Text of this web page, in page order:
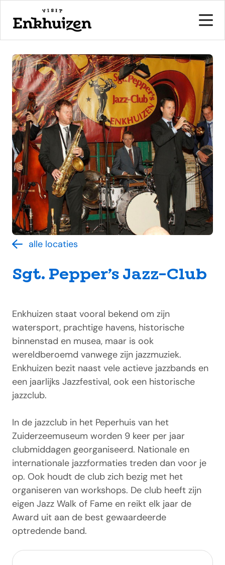
naar de inhoud
alle locaties
Sgt. Pepper’s Jazz-Club
Enkhuizen staat vooral bekend om zijn
watersport, prachtige havens, historische
binnenstad en musea, maar is ook
wereldberoemd vanwege zijn jazzmuziek.
Enkhuizen bezit naast vele actieve jazzbands en
een jaarlijks Jazzfestival, ook een historische
jazzclub.
In de jazzclub in het Peperhuis van het
Zuiderzeemuseum worden 9 keer per jaar
clubmiddagen georganiseerd. Nationale en
internationale jazzformaties treden dan voor je
op. Ook houdt de club zich bezig met het
organiseren van workshops. De club heeft zijn
eigen Jazz Walk of Fame en reikt elk jaar de
Award uit aan de best gewaardeerde
optredende band.